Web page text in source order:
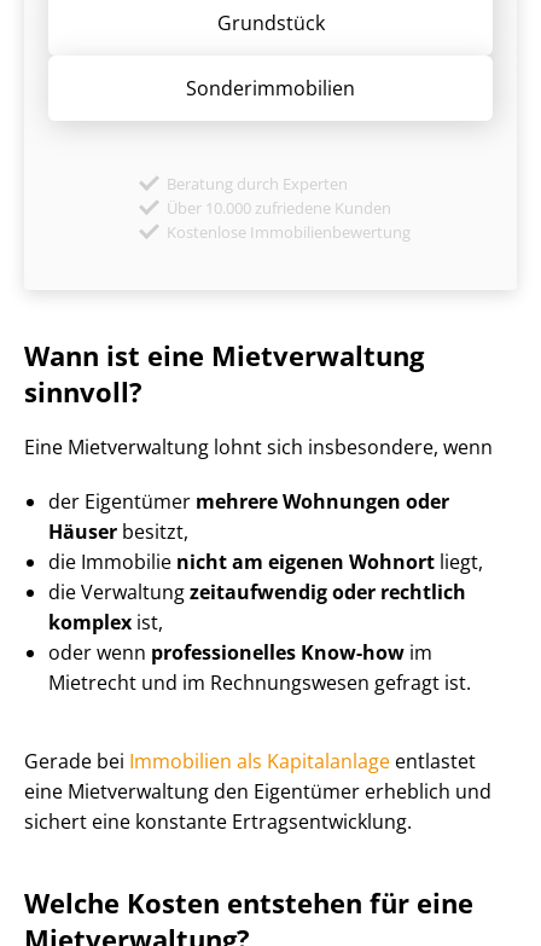
Grund­stück
Sonder­immobilien
Beratung durch Experten
Über 10.000 zufriedene Kunden
Kostenlose Immobilienbewertung
Wann ist eine Mietverwaltung
sinnvoll?
Eine Mietverwaltung lohnt sich insbesondere, wenn
der Eigentümer mehrere Wohnungen oder
Häuser besitzt,
die Immobilie nicht am eigenen Wohnort liegt,
die Verwaltungzeitaufwendig oder rechtlich
komplex ist,
oder wenn professionelles Know-how im
Mietrecht und im Rechnungswesen gefragt ist.
Gerade bei Immobilien als Kapitalanlage entlastet
eine Mietverwaltung den Eigentümer erheblich und
sichert eine konstante Er­trags­ent­wick­lung.
Welche Kosten entstehen für eine